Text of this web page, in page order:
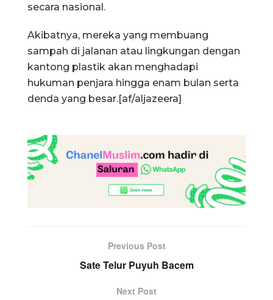
secara nasional.
Akibatnya, mereka yang membuang
sampah di jalanan atau lingkungan dengan
kantong plastik akan menghadapi
hukuman penjara hingga enam bulan serta
denda yang besar.[af/aljazeera]
Previous Post
Sate Telur Puyuh Bacem
Next Post